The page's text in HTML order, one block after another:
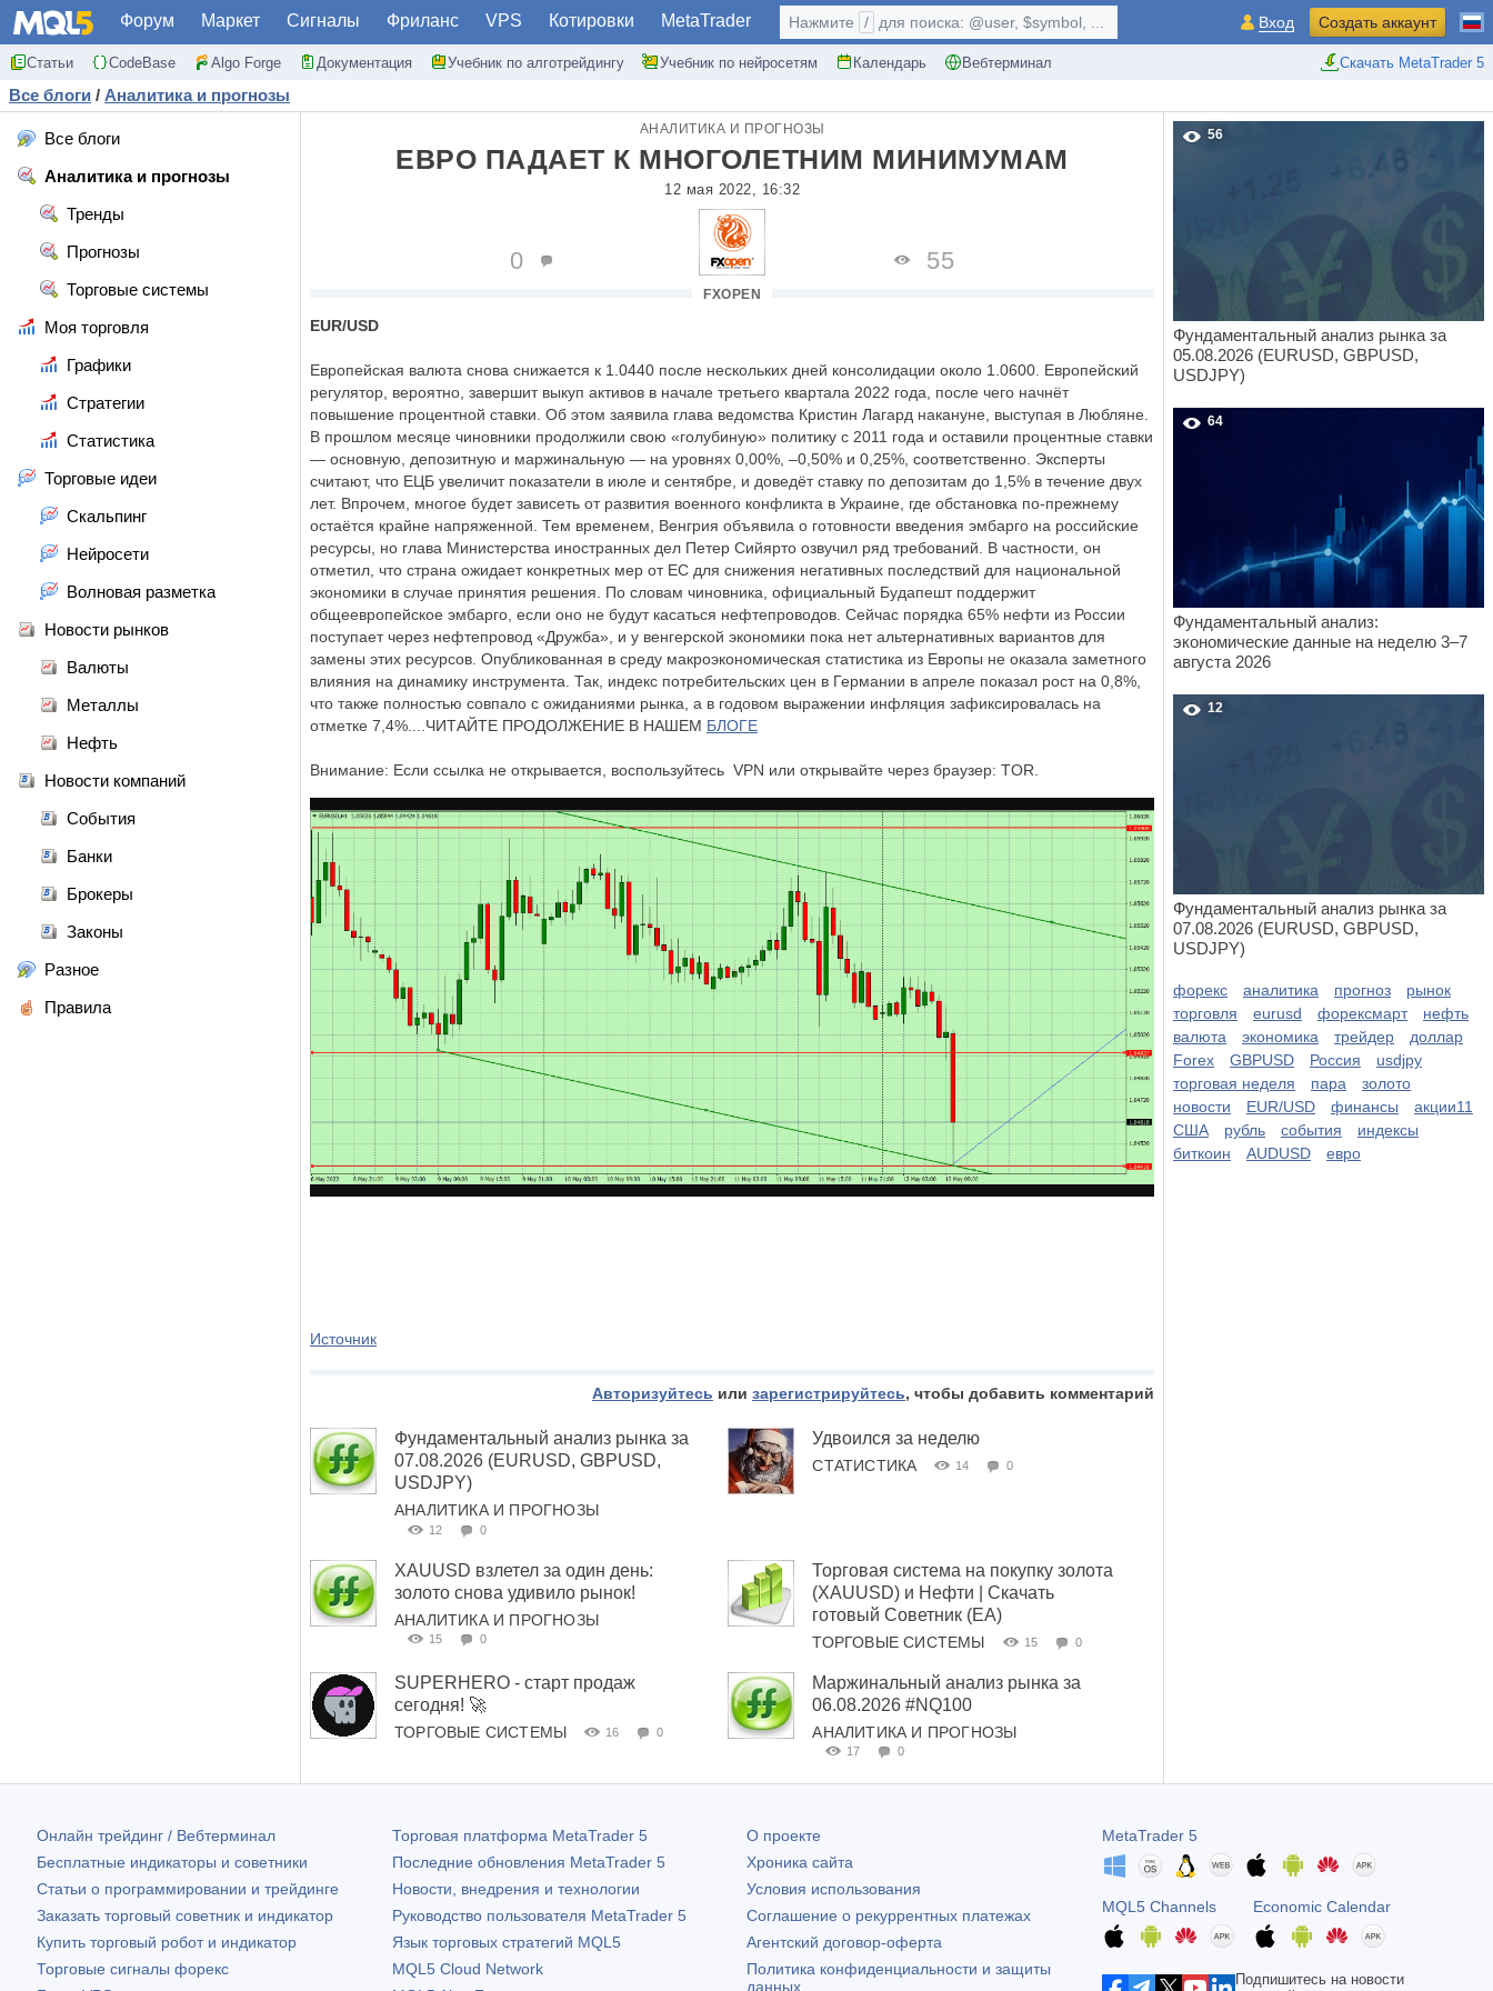
Форум Маркет Сигналы Фриланс VPS Котировки MetaTrader
Статьи CodeBase Algo Forge Документация Учебник по алготрейдингу Учебник по нейросетям Календарь Вебтерминал Скачать MetaTrader 5
Нажмите / для поиска: @user, $symbol, ... Вход Создать аккаунт
Все блоги / Аналитика и прогнозы
Все блоги
Аналитика и прогнозы
Тренды
Прогнозы
Торговые системы
Моя торговля
Графики
Стратегии
Статистика
Торговые идеи
Скальпинг
Нейросети
Волновая разметка
Новости рынков
Валюты
Металлы
Нефть
Новости компаний
События
Банки
Брокеры
Законы
Разное
Правила
АНАЛИТИКА И ПРОГНОЗЫ
ЕВРО ПАДАЕТ К МНОГОЛЕТНИМ МИНИМУМАМ
12 мая 2022, 16:32
FXOPEN
0 55
EUR/USD
Европейская валюта снова снижается к 1.0440 после нескольких дней консолидации около 1.0600. Европейский
регулятор, вероятно, завершит выкуп активов в начале третьего квартала 2022 года, после чего начнёт
повышение процентной ставки. Об этом заявила глава ведомства Кристин Лагард накануне, выступая в Любляне.
В прошлом месяце чиновники продолжили свою «голубиную» политику с 2011 года и оставили процентные ставки
— основную, депозитную и маржинальную — на уровнях 0,00%, –0,50% и 0,25%, соответственно. Эксперты
считают, что ЕЦБ увеличит показатели в июле и сентябре, и доведёт ставку по депозитам до 1,5% в течение двух
лет. Впрочем, многое будет зависеть от развития военного конфликта в Украине, где обстановка по-прежнему
остаётся крайне напряженной. Тем временем, Венгрия объявила о готовности введения эмбарго на российские
ресурсы, но глава Министерства иностранных дел Петер Сийярто озвучил ряд требований. В частности, он
отметил, что страна ожидает конкретных мер от ЕС для снижения негативных последствий для национальной
экономики в случае принятия решения. По словам чиновника, официальный Будапешт поддержит
общеевропейское эмбарго, если оно не будут касаться нефтепроводов. Сейчас порядка 65% нефти из России
поступает через нефтепровод «Дружба», и у венгерской экономики пока нет альтернативных вариантов для
замены этих ресурсов. Опубликованная в среду макроэкономическая статистика из Европы не оказала заметного
влияния на динамику инструмента. Так, индекс потребительских цен в Германии в апреле показал рост на 0,8%,
что также полностью совпало с ожиданиями рынка, а в годовом выражении инфляция зафиксировалась на
отметке 7,4%....ЧИТАЙТЕ ПРОДОЛЖЕНИЕ В НАШЕМ БЛОГЕ
Внимание: Если ссылка не открывается, воспользуйтесь VPN или открывайте через браузер: TOR.
Источник
Авторизуйтесь или зарегистрируйтесь, чтобы добавить комментарий
Фундаментальный анализ рынка за
07.08.2026 (EURUSD, GBPUSD,
USDJPY)
АНАЛИТИКА И ПРОГНОЗЫ
12 0
Удвоился за неделю
СТАТИСТИКА 14 0
XAUUSD взлетел за один день:
золото снова удивило рынок!
АНАЛИТИКА И ПРОГНОЗЫ
15 0
Торговая система на покупку золота
(XAUUSD) и Нефти | Скачать
готовый Советник (EA)
ТОРГОВЫЕ СИСТЕМЫ 15 0
SUPERHERO - старт продаж
сегодня! 🚀
ТОРГОВЫЕ СИСТЕМЫ 16 0
Маржинальный анализ рынка за
06.08.2026 #NQ100
АНАЛИТИКА И ПРОГНОЗЫ
17 0
56
Фундаментальный анализ рынка за
05.08.2026 (EURUSD, GBPUSD,
USDJPY)
64
Фундаментальный анализ:
экономические данные на неделю 3–7
августа 2026
12
Фундаментальный анализ рынка за
07.08.2026 (EURUSD, GBPUSD,
USDJPY)
форекс аналитика прогноз
рынок
торговля
eurusd форексмарт
нефть
валюта
экономика трейдер
доллар
Forex
GBPUSD Россия
usdjpy
торговая неделя
пара
золото
новости
EUR/USD финансы
акции11
США
рубль события
индексы
биткоин
AUDUSD евро
Онлайн трейдинг / Вебтерминал
Бесплатные индикаторы и советники
Статьи о программировании и трейдинге
Заказать торговый советник и индикатор
Купить торговый робот и индикатор
Торговые сигналы форекс
Торговая платформа MetaTrader 5
Последние обновления MetaTrader 5
Новости, внедрения и технологии
Руководство пользователя MetaTrader 5
Язык торговых стратегий MQL5
MQL5 Cloud Network
О проекте
Хроника сайта
Условия использования
Соглашение о рекуррентных платежах
Агентский договор-оферта
Политика конфиденциальности и защиты
данных
MetaTrader 5
MQL5 Channels Economic Calendar
Подпишитесь на новости